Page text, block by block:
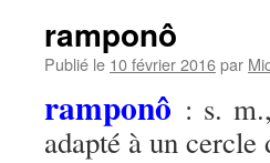
ramponô
Publié le 10 février 2016par
ramponô : s.
adapté à un cercle